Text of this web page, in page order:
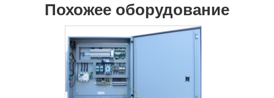
Похожее оборудование